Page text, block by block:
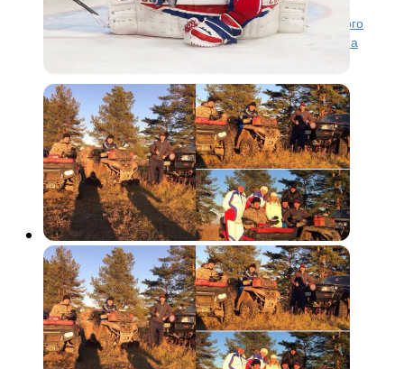
Сейв Виталия Колесника в матче против московского
«Динамо» занял девятую строчку в числе лучших на
КХЛ11 лет назад